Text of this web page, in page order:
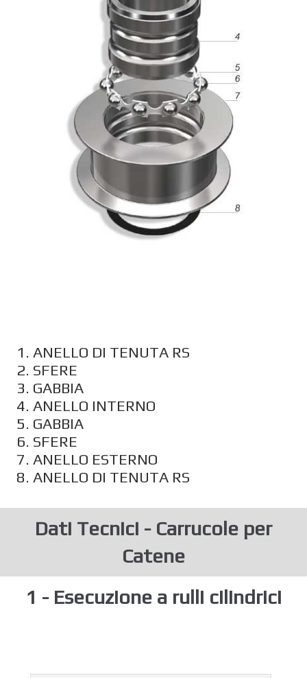
1. ANELLO DI TENUTA RS
2. SFERE
3. GABBIA
4. ANELLO INTERNO
5. GABBIA
6. SFERE
7. ANELLO ESTERNO
8. ANELLO DI TENUTA RS
Dati Tecnici - Carrucole per
Catene
1 - Esecuzione a rulli cilindrici